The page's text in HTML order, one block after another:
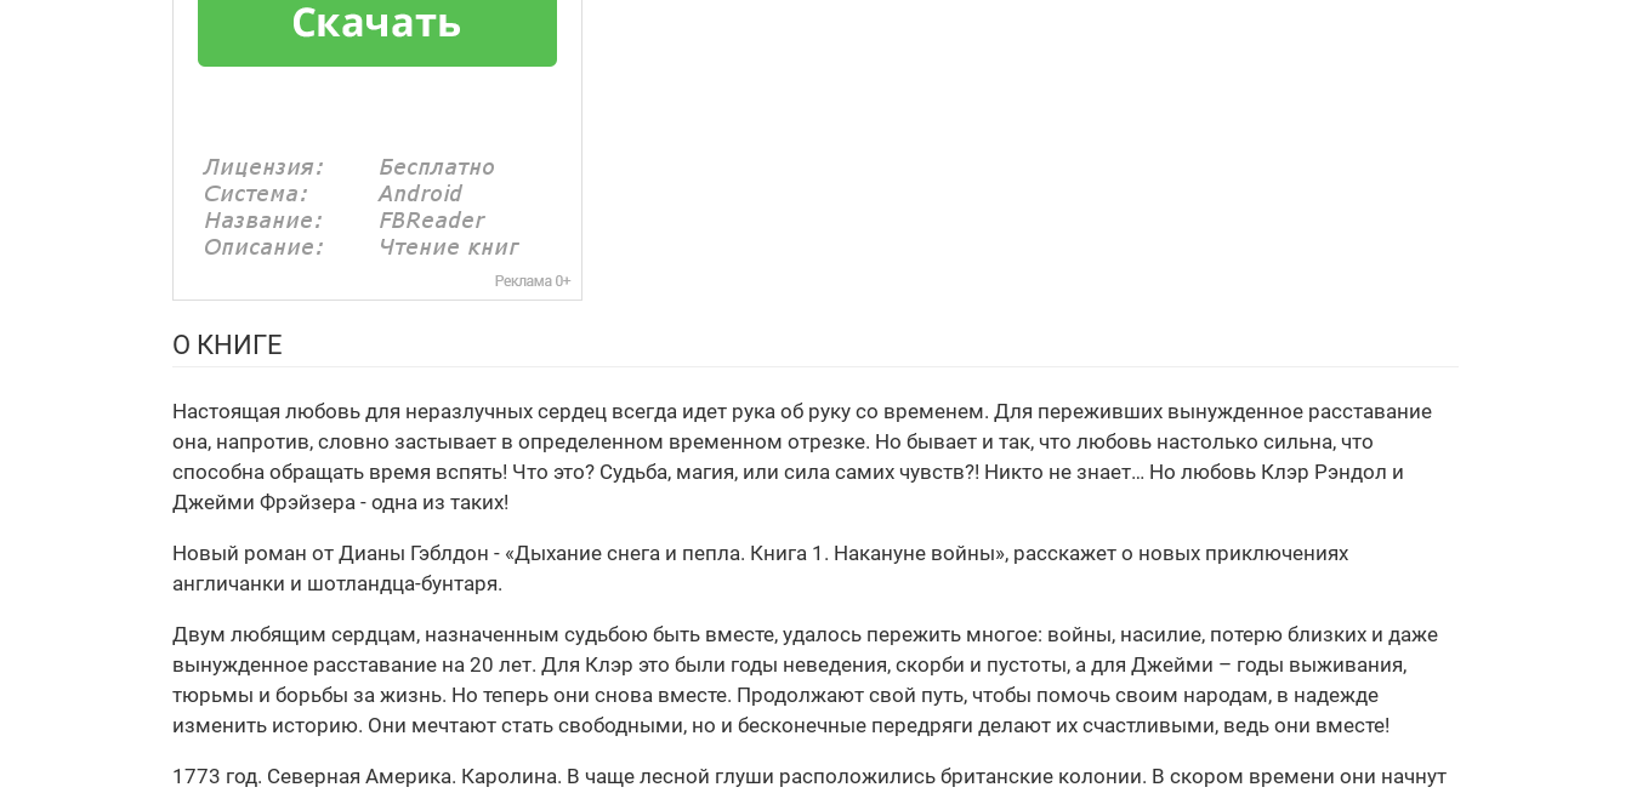
О КНИГЕ
Настоящая любовь для неразлучных сердец всегда идет рука об руку со временем. Для переживших вынужденное расставание
она, напротив, словно застывает в определенном временном отрезке. Но бывает и так, что любовь настолько сильна, что
способна обращать время вспять! Что это? Судьба, магия, или сила самих чувств?! Никто не знает… Но любовь Клэр Рэндол и
Джейми Фрэйзера - одна из таких!
Новый роман от Дианы Гэблдон - «Дыхание снега и пепла. Книга 1. Накануне войны», расскажет о новых приключениях
англичанки и шотландца-бунтаря.
Двум любящим сердцам, назначенным судьбою быть вместе, удалось пережить многое: войны, насилие, потерю близких и даже
вынужденное расставание на 20 лет. Для Клэр это были годы неведения, скорби и пустоты, а для Джейми – годы выживания,
тюрьмы и борьбы за жизнь. Но теперь они снова вместе. Продолжают свой путь, чтобы помочь своим народам, в надежде
изменить историю. Они мечтают стать свободными, но и бесконечные передряги делают их счастливыми, ведь они вместе!
1773 год. Северная Америка. Каролина. В чаще лесной глуши расположились британские колонии. В скором времени они начнут